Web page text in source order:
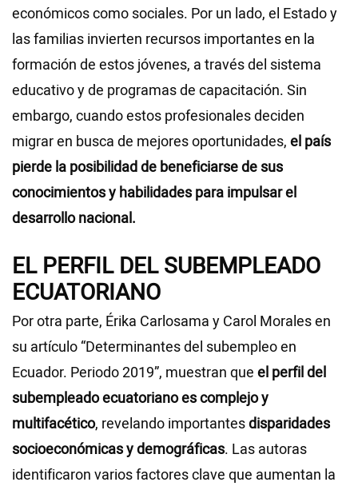
económicos como sociales. Por un lado, el Estado y
las familias invierten recursos importantes en la
formación de estos jóvenes, a través del sistema
educativo y de programas de capacitación. Sin
embargo, cuando estos profesionales deciden
migrar en busca de mejores oportunidades, el país
pierde la posibilidad de beneficiarse de sus
conocimientos y habilidades para impulsar el
desarrollo nacional.
EL PERFIL DEL SUBEMPLEADO
ECUATORIANO
Por otra parte, Érika Carlosama y Carol Morales en
su artículo “Determinantes del subempleo en
Ecuador. Periodo 2019”, muestran que el perfil del
subempleado ecuatoriano es complejo y
multifacético, revelando importantesdisparidades
socioeconómicas y demográficas. Las autoras
identificaron varios factores clave que aumentan la